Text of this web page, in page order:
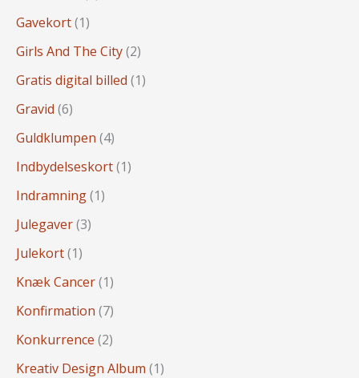
Gavekort(1)
Girls And The City(2)
Gratis digital billed (1)
Gravid (6)
Guldklumpen (4)
Indbydelseskort(1)
Indramning(1)
Julegaver(3)
Julekort(1)
Knæk Cancer(1)
Konfirmation (7)
Konkurrence (2)
Kreativ Design Album (1)